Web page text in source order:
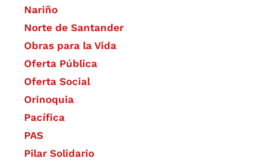
Nariño
Norte de Santander
Obras para la Vida
Oferta Pública
Oferta Social​​
Orinoquia
Pacífica
PAS
Pilar Solidario